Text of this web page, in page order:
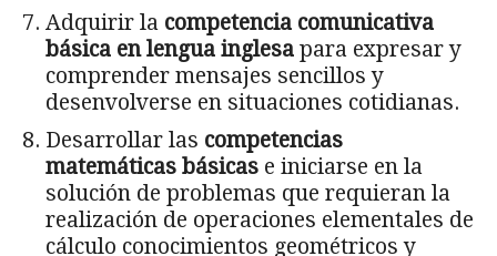
Adquirir la competencia comunicativa
básica en lengua inglesa para expresar y
comprender mensajes sencillos y
desenvolverse en situaciones cotidianas.
Desarrollar las competencias
matemáticas básicas e iniciarse en la
solución de problemas que requieran la
realización de operaciones elementales de
cálculo conocimientos geométricos y